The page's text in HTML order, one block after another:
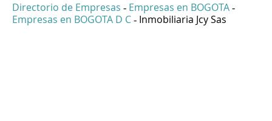
Directorio de Empresas - Empresas en BOGOTA -
Empresas en BOGOTA D C - Inmobiliaria Jcy Sas